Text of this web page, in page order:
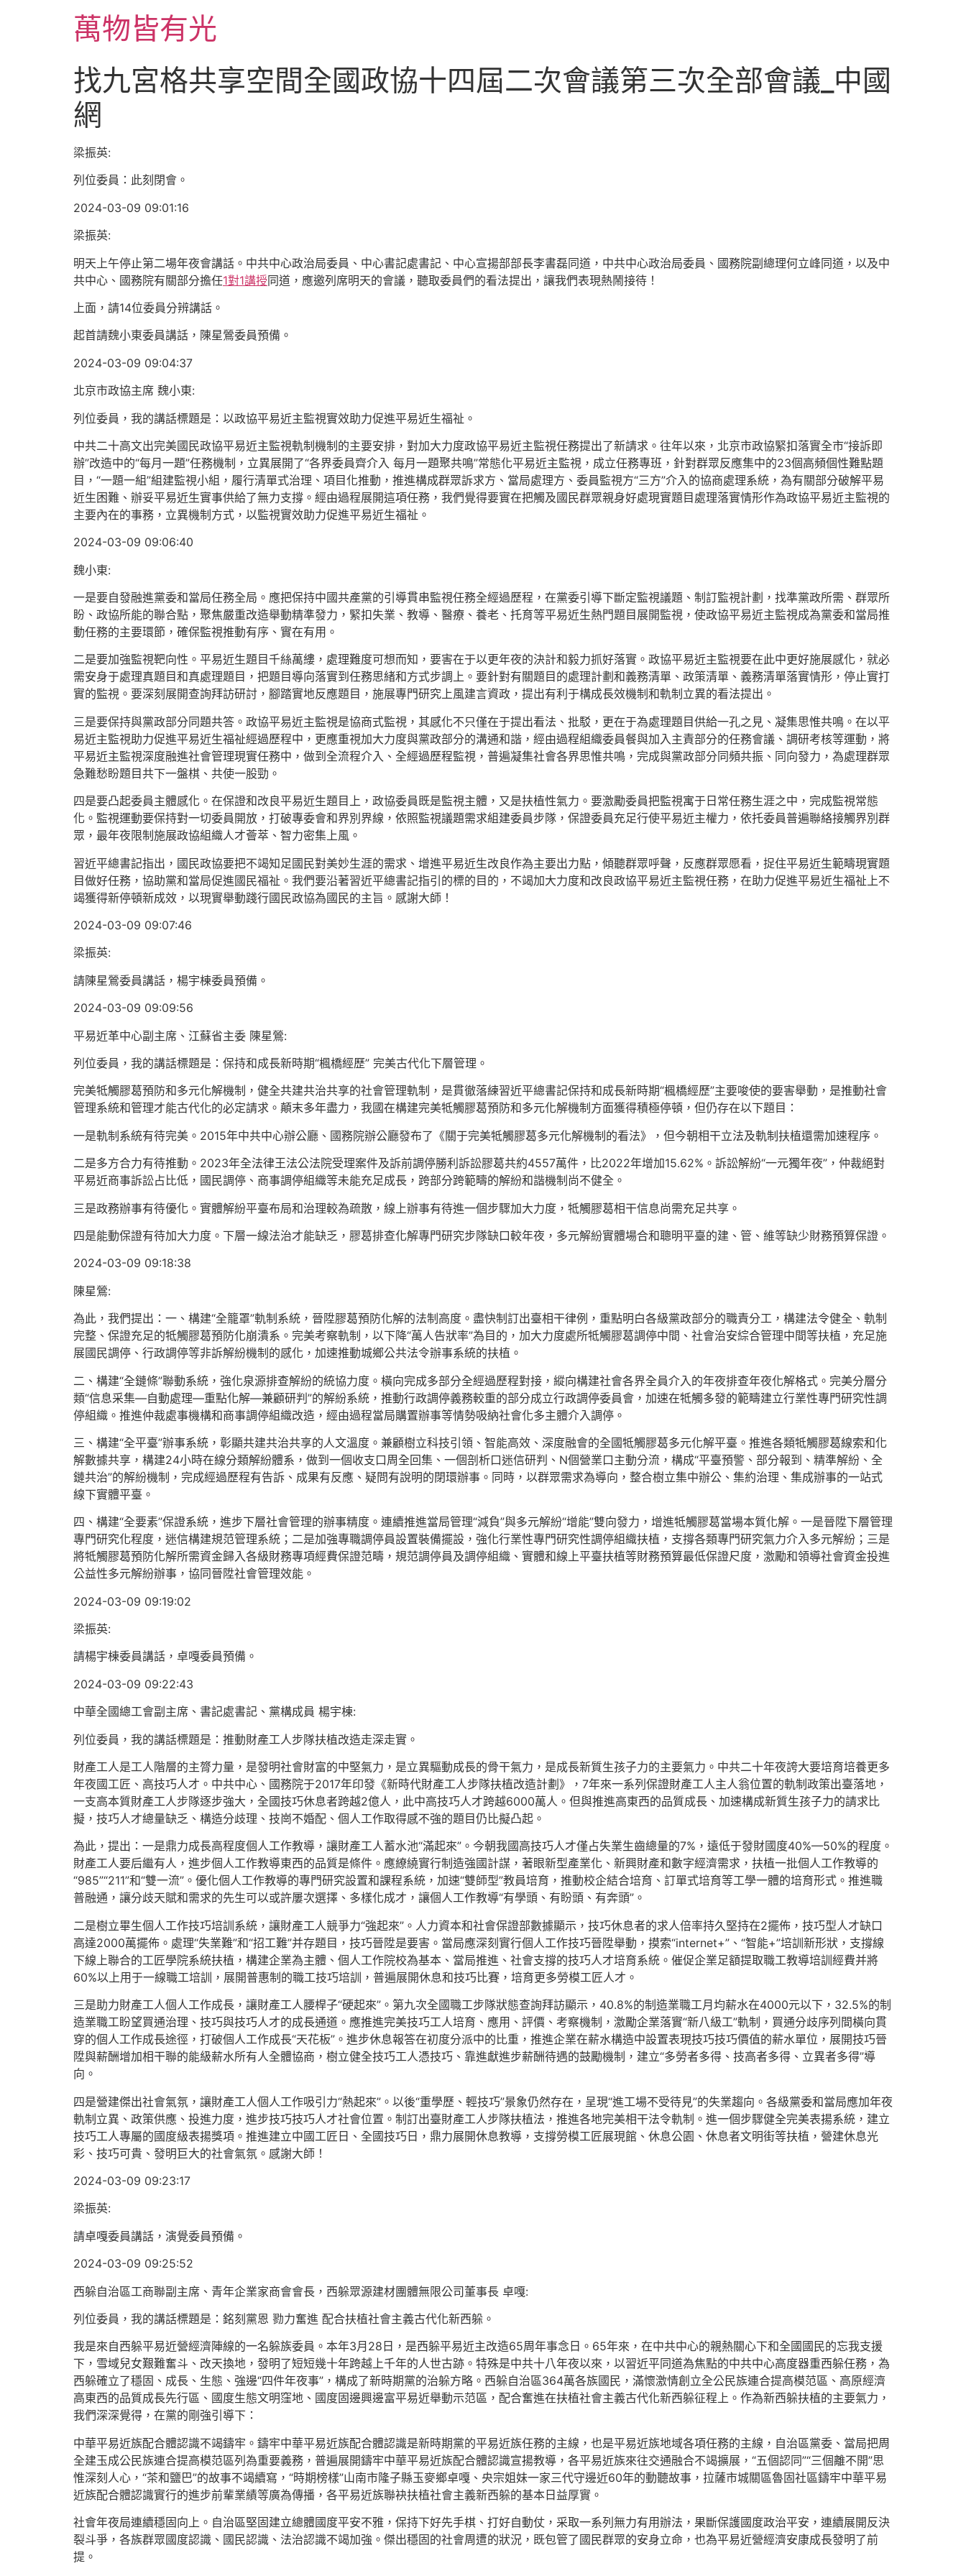
萬物皆有光
找九宮格共享空間全國政協十四屆二次會議第三次全部會議_中國
網
梁振英:
列位委員：此刻閉會。
2024-03-09 09:01:16
梁振英:
明天上午停止第二場年夜會講話。中共中心政治局委員、中心書記處書記、中心宣揚部部長李書磊同道，中共中心政治局委員、國務院副總理何立峰同道，以及中
共中心、國務院有關部分擔任1對1講授同道，應邀列席明天的會議，聽取委員們的看法提出，讓我們表現熱鬧接待！
上面，請14位委員分辨講話。
起首請魏小東委員講話，陳星鶯委員預備。
2024-03-09 09:04:37
北京市政協主席 魏小東:
列位委員，我的講話標題是：以政協平易近主監視實效助力促進平易近生福祉。
中共二十高文出完美國民政協平易近主監視軌制機制的主要安排，對加大力度政協平易近主監視任務提出了新請求。往年以來，北京市政協緊扣落實全市“接訴即
辦”改造中的“每月一題”任務機制，立異展開了“各界委員齊介入 每月一題聚共鳴”常態化平易近主監視，成立任務專班，針對群眾反應集中的23個高頻個性難點題
目，“一題一組”組建監視小組，履行清單式治理、項目化推動，推進構成群眾訴求方、當局處理方、委員監視方“三方”介入的協商處理系統，為有關部分破解平易
近生困難、辦妥平易近生實事供給了無力支撐。經由過程展開這項任務，我們覺得要實在把觸及國民群眾親身好處現實題目處理落實情形作為政協平易近主監視的
主要內在的事務，立異機制方式，以監視實效助力促進平易近生福祉。
2024-03-09 09:06:40
魏小東:
一是要自發融進黨委和當局任務全局。應把保持中國共產黨的引導貫串監視任務全經過歷程，在黨委引導下斷定監視議題、制訂監視計劃，找準黨政所需、群眾所
盼、政協所能的聯合點，聚焦嚴重改造舉動精準發力，緊扣失業、教導、醫療、養老、托育等平易近生熱門題目展開監視，使政協平易近主監視成為黨委和當局推
動任務的主要環節，確保監視推動有序、實在有用。
二是要加強監視靶向性。平易近生題目千絲萬縷，處理難度可想而知，要害在于以更年夜的決計和毅力抓好落實。政協平易近主監視要在此中更好施展感化，就必
需安身于處理真題目和真處理題目，把題目導向落實到任務思緒和方式步調上。要針對有關題目的處理計劃和義務清單、政策清單、義務清單落實情形，停止實打
實的監視。要深刻展開查詢拜訪研討，腳踏實地反應題目，施展專門研究上風建言資政，提出有利于構成長效機制和軌制立異的看法提出。
三是要保持與黨政部分同題共答。政協平易近主監視是協商式監視，其感化不只僅在于提出看法、批駁，更在于為處理題目供給一孔之見、凝集思惟共鳴。在以平
易近主監視助力促進平易近生福祉經過歷程中，更應重視加大力度與黨政部分的溝通和諧，經由過程組織委員餐與加入主責部分的任務會議、調研考核等運動，將
平易近主監視深度融進社會管理現實任務中，做到全流程介入、全經過歷程監視，普遍凝集社會各界思惟共鳴，完成與黨政部分同頻共振、同向發力，為處理群眾
急難愁盼題目共下一盤棋、共使一股勁。
四是要凸起委員主體感化。在保證和改良平易近生題目上，政協委員既是監視主體，又是扶植性氣力。要激勵委員把監視寓于日常任務生涯之中，完成監視常態
化。監視運動要保持對一切委員開放，打破專委會和界別界線，依照監視議題需求組建委員步隊，保證委員充足行使平易近主權力，依托委員普遍聯絡接觸界別群
眾，最年夜限制施展政協組織人才薈萃、智力密集上風。
習近平總書記指出，國民政協要把不竭知足國民對美妙生涯的需求、增進平易近生改良作為主要出力點，傾聽群眾呼聲，反應群眾愿看，捉住平易近生範疇現實題
目做好任務，協助黨和當局促進國民福祉。我們要沿著習近平總書記指引的標的目的，不竭加大力度和改良政協平易近主監視任務，在助力促進平易近生福祉上不
竭獲得新停頓新成效，以現實舉動踐行國民政協為國民的主旨。感謝大師！
2024-03-09 09:07:46
梁振英:
請陳星鶯委員講話，楊宇棟委員預備。
2024-03-09 09:09:56
平易近革中心副主席、江蘇省主委 陳星鶯:
列位委員，我的講話標題是：保持和成長新時期“楓橋經歷” 完美古代化下層管理。
完美牴觸膠葛預防和多元化解機制，健全共建共治共享的社會管理軌制，是貫徹落練習近平總書記保持和成長新時期“楓橋經歷”主要唆使的要害舉動，是推動社會
管理系統和管理才能古代化的必定請求。顛末多年盡力，我國在構建完美牴觸膠葛預防和多元化解機制方面獲得積極停頓，但仍存在以下題目：
一是軌制系統有待完美。2015年中共中心辦公廳、國務院辦公廳發布了《關于完美牴觸膠葛多元化解機制的看法》，但今朝相干立法及軌制扶植還需加速程序。
二是多方合力有待推動。2023年全法律王法公法院受理案件及訴前調停勝利訴訟膠葛共約4557萬件，比2022年增加15.62%。訴訟解紛“一元獨年夜”，仲裁絕對
平易近商事訴訟占比低，國民調停、商事調停組織等未能充足成長，跨部分跨範疇的解紛和諧機制尚不健全。
三是政務辦事有待優化。實體解紛平臺布局和治理較為疏散，線上辦事有待進一個步驟加大力度，牴觸膠葛相干信息尚需充足共享。
四是能動保證有待加大力度。下層一線法治才能缺乏，膠葛排查化解專門研究步隊缺口較年夜，多元解紛實體場合和聰明平臺的建、管、維等缺少財務預算保證。
2024-03-09 09:18:38
陳星鶯:
為此，我們提出：一、構建“全籠罩”軌制系統，晉陞膠葛預防化解的法制高度。盡快制訂出臺相干律例，重點明白各級黨政部分的職責分工，構建法令健全、軌制
完整、保證充足的牴觸膠葛預防化崩潰系。完美考察軌制，以下降“萬人告狀率”為目的，加大力度處所牴觸膠葛調停中間、社會治安綜合管理中間等扶植，充足施
展國民調停、行政調停等非訴解紛機制的感化，加速推動城鄉公共法令辦事系統的扶植。
二、構建“全鏈條”聯動系統，強化泉源排查解紛的統協力度。橫向完成多部分全經過歷程對接，縱向構建社會各界全員介入的年夜排查年夜化解格式。完美分層分
類“信息采集—自動處理—重點化解—兼顧研判”的解紛系統，推動行政調停義務較重的部分成立行政調停委員會，加速在牴觸多發的範疇建立行業性專門研究性調
停組織。推進仲裁處事機構和商事調停組織改造，經由過程當局購置辦事等情勢吸納社會化多主體介入調停。
三、構建“全平臺”辦事系統，彰顯共建共治共享的人文溫度。兼顧樹立科技引領、智能高效、深度融會的全國牴觸膠葛多元化解平臺。推進各類牴觸膠葛線索和化
解數據共享，構建24小時在線分類解紛體系，做到一個收支口周全回集、一個剖析口迷信研判、N個營業口主動分流，構成“平臺預警、部分報到、精準解紛、全
鏈共治”的解紛機制，完成經過歷程有告訴、成果有反應、疑問有說明的閉環辦事。同時，以群眾需求為導向，整合樹立集中辦公、集約治理、集成辦事的一站式
線下實體平臺。
四、構建“全要素”保證系統，進步下層社會管理的辦事精度。連續推進當局管理“減負”與多元解紛“增能”雙向發力，增進牴觸膠葛當場本質化解。一是晉陞下層管理
專門研究化程度，迷信構建規范管理系統；二是加強專職調停員設置裝備擺設，強化行業性專門研究性調停組織扶植，支撐各類專門研究氣力介入多元解紛；三是
將牴觸膠葛預防化解所需資金歸入各級財務專項經費保證范疇，規范調停員及調停組織、實體和線上平臺扶植等財務預算最低保證尺度，激勵和領導社會資金投進
公益性多元解紛辦事，協同晉陞社會管理效能。
2024-03-09 09:19:02
梁振英:
請楊宇棟委員講話，卓嘎委員預備。
2024-03-09 09:22:43
中華全國總工會副主席、書記處書記、黨構成員 楊宇棟:
列位委員，我的講話標題是：推動財產工人步隊扶植改造走深走實。
財產工人是工人階層的主膂力量，是發明社會財富的中堅氣力，是立異驅動成長的骨干氣力，是成長新質生孩子力的主要氣力。中共二十年夜誇大要培育培養更多
年夜國工匠、高技巧人才。中共中心、國務院于2017年印發《新時代財產工人步隊扶植改造計劃》，7年來一系列保證財產工人主人翁位置的軌制政策出臺落地，
一支高本質財產工人步隊逐步強大，全國技巧休息者跨越2億人，此中高技巧人才跨越6000萬人。但與推進高東西的品質成長、加速構成新質生孩子力的請求比
擬，技巧人才總量缺乏、構造分歧理、技崗不婚配、個人工作取得感不強的題目仍比擬凸起。
為此，提出：一是鼎力成長高程度個人工作教導，讓財產工人蓄水池“滿起來”。今朝我國高技巧人才僅占失業生齒總量的7%，遠低于發財國度40%—50%的程度。
財產工人要后繼有人，進步個人工作教導東西的品質是條件。應繚繞實行制造強國計謀，著眼新型產業化、新興財產和數字經濟需求，扶植一批個人工作教導的
“985”“211”和“雙一流”。優化個人工作教導的專門研究設置和課程系統，加速“雙師型”教員培育，推動校企結合培育、訂單式培育等工學一體的培育形式。推進職
普融通，讓分歧天賦和需求的先生可以或許屢次選擇、多樣化成才，讓個人工作教導“有學頭、有盼頭、有奔頭”。
二是樹立畢生個人工作技巧培訓系統，讓財產工人競爭力“強起來”。人力資本和社會保證部數據顯示，技巧休息者的求人倍率持久堅持在2擺佈，技巧型人才缺口
高達2000萬擺佈。處理“失業難”和“招工難”并存題目，技巧晉陞是要害。當局應深刻實行個人工作技巧晉陞舉動，摸索“internet+”、“智能+”培訓新形狀，支撐線
下線上聯合的工匠學院系統扶植，構建企業為主體、個人工作院校為基本、當局推進、社會支撐的技巧人才培育系統。催促企業足額提取職工教導培訓經費并將
60%以上用于一線職工培訓，展開普惠制的職工技巧培訓，普遍展開休息和技巧比賽，培育更多勞模工匠人才。
三是助力財產工人個人工作成長，讓財產工人腰桿子“硬起來”。第九次全國職工步隊狀態查詢拜訪顯示，40.8%的制造業職工月均薪水在4000元以下，32.5%的制
造業職工盼望買通治理、技巧與技巧人才的成長通道。應推進完美技巧工人培育、應用、評價、考察機制，激勵企業落實“新八級工”軌制，買通分歧序列間橫向貫
穿的個人工作成長途徑，打破個人工作成長“天花板”。進步休息報答在初度分派中的比重，推進企業在薪水構造中設置表現技巧技巧價值的薪水單位，展開技巧晉
陞與薪酬增加相干聯的能級薪水所有人全體協商，樹立健全技巧工人憑技巧、靠進獻進步薪酬待遇的鼓勵機制，建立“多勞者多得、技高者多得、立異者多得”導
向。
四是營建傑出社會氣氛，讓財產工人個人工作吸引力“熱起來”。以後“重學歷、輕技巧”景象仍然存在，呈現“進工場不受待見”的失業趨向。各級黨委和當局應加年夜
軌制立異、政策供應、投進力度，進步技巧技巧人才社會位置。制訂出臺財產工人步隊扶植法，推進各地完美相干法令軌制。進一個步驟健全完美表揚系統，建立
技巧工人專屬的國度級表揚獎項。推進建立中國工匠日、全國技巧日，鼎力展開休息教導，支撐勞模工匠展現館、休息公園、休息者文明街等扶植，營建休息光
彩、技巧可貴、發明巨大的社會氣氛。感謝大師！
2024-03-09 09:23:17
梁振英:
請卓嘎委員講話，演覺委員預備。
2024-03-09 09:25:52
西躲自治區工商聯副主席、青年企業家商會會長，西躲眾源建材團體無限公司董事長 卓嘎:
列位委員，我的講話標題是：銘刻黨恩 勠力奮進 配合扶植社會主義古代化新西躲。
我是來自西躲平易近營經濟陣線的一名躲族委員。本年3月28日，是西躲平易近主改造65周年事念日。65年來，在中共中心的親熱關心下和全國國民的忘我支援
下，雪域兒女艱難奮斗、改天換地，發明了短短幾十年跨越上千年的人世古跡。特殊是中共十八年夜以來，以習近平同道為焦點的中共中心高度器重西躲任務，為
西躲確立了穩固、成長、生態、強邊“四件年夜事”，構成了新時期黨的治躲方略。西躲自治區364萬各族國民，滿懷激情創立全公民族連合提高模范區、高原經濟
高東西的品質成長先行區、國度生態文明窪地、國度固邊興邊富平易近舉動示范區，配合奮進在扶植社會主義古代化新西躲征程上。作為新西躲扶植的主要氣力，
我們深深覺得，在黨的剛強引導下：
中華平易近族配合體認識不竭鑄牢。鑄牢中華平易近族配合體認識是新時期黨的平易近族任務的主線，也是平易近族地域各項任務的主線，自治區黨委、當局把周
全建玉成公民族連合提高模范區列為重要義務，普遍展開鑄牢中華平易近族配合體認識宣揚教導，各平易近族來往交通融合不竭擴展，“五個認同”“三個離不開”思
惟深刻人心，“茶和鹽巴”的故事不竭續寫，“時期榜樣”山南市隆子縣玉麥鄉卓嘎、央宗姐妹一家三代守邊近60年的動聽故事，拉薩市城關區魯固社區鑄牢中華平易
近族配合體認識實行的進步前輩業績等廣為傳播，各平易近族聯袂扶植社會主義新西躲的基本日益厚實。
社會年夜局連續穩固向上。自治區堅固建立總體國度平安不雅，保持下好先手棋、打好自動仗，采取一系列無力有用辦法，果斷保護國度政治平安，連續展開反決
裂斗爭，各族群眾國度認識、國民認識、法治認識不竭加強。傑出穩固的社會周遭的狀況，既包管了國民群眾的安身立命，也為平易近營經濟安康成長發明了前
提。